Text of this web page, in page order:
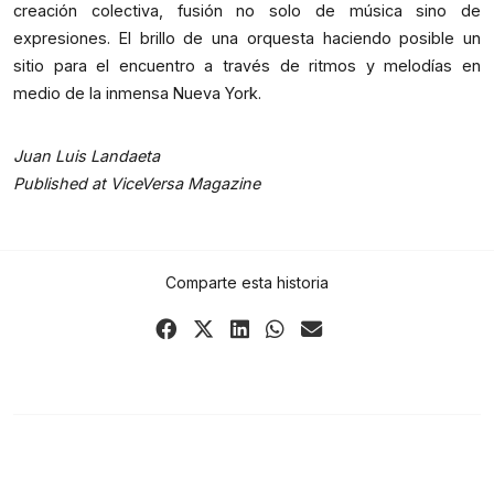
creación colectiva, fusión no solo de música sino de
expresiones. El brillo de una orquesta haciendo posible un
sitio para el encuentro a través de ritmos y melodías en
medio de la inmensa Nueva York.
Juan Luis Landaeta
Published at ViceVersa Magazine
Comparte esta historia
Share Share ShareShareShare